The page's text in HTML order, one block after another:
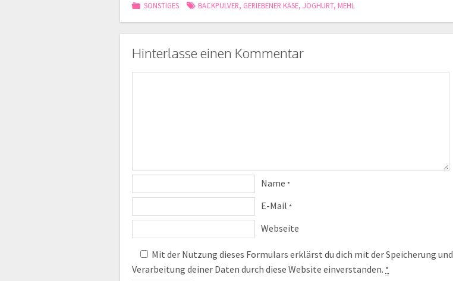
SONSTIGES BACKPULVER, GERIEBENER KÄSE,JOGHURT, MEHL
Hinterlasse einen Kommentar
Name *
E-Mail *
Webseite
Mit der Nutzung dieses Formulars erklärst du dich mit der Speicherung und
Verarbeitung deiner Daten durch diese Website einverstanden. *